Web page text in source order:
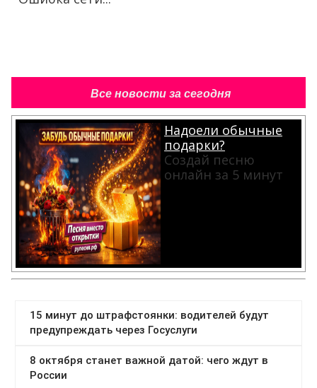
Все новости за сегодня
Надоели обычные
подарки?
Создай песню
онлайн за 5 минут